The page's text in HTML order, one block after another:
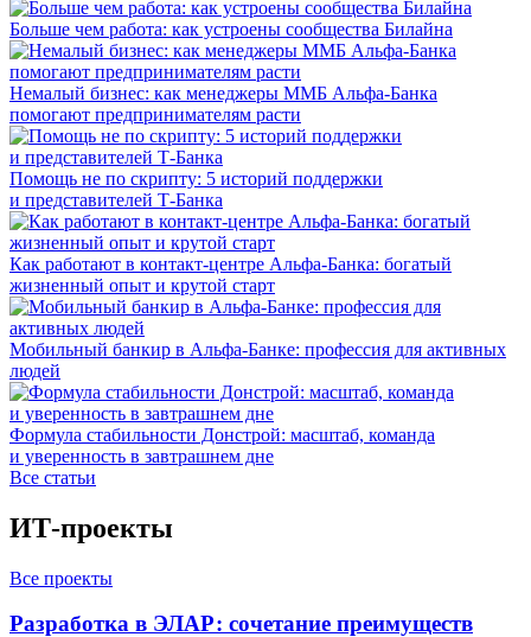
Больше чем работа: как устроены сообщества Билайна
Немалый бизнес: как менеджеры ММБ Альфа-Банка
помогают предпринимателям расти
Помощь не по скрипту: 5 историй поддержки
и представителей Т-Банка
Как работают в контакт-центре Альфа-Банка: богатый
жизненный опыт и крутой старт
Мобильный банкир в Альфа-Банке: профессия для активных
людей
Формула стабильности Донстрой: масштаб, команда
и уверенность в завтрашнем дне
Все статьи
ИТ-проекты
Все проекты
Разработка в ЭЛАР: сочетание преимуществ